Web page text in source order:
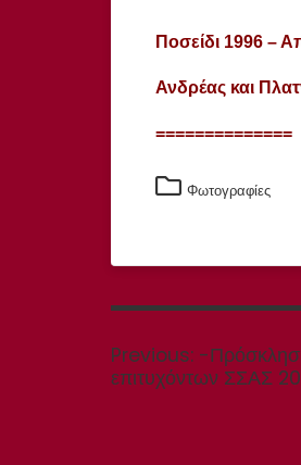
Ποσείδι 1996 –
Ανδρέας και
==============
Φωτογραφίες
Πλοήγηση
Previous: Previous
post:
-
επιτυχόντων ΣΣΑΣ